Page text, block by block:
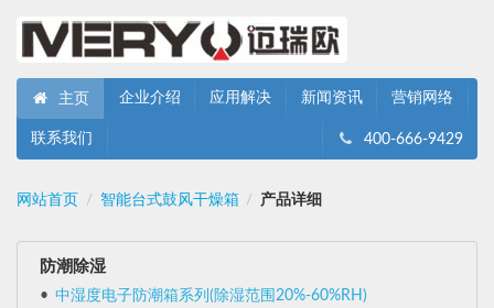
主页 企业介绍 应用解决 新闻资讯 营销网络
联系我们 400-666-9429
网站首页 / 智能台式鼓风干燥箱 / 产品详细
防潮除湿
中湿度电子防潮箱系列(除湿范围20%-60%RH)